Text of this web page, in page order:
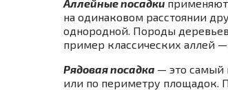
Аллейные посадки
на одинаковом расстоянии
однородной. Породы
пример классических аллей
Рядовая посадка — это самый
или по периметру площадок.